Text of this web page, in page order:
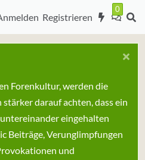
Registrieren
Forenkultur, werden die
darauf achten, dass ein
eingehalten
Beiträge, Verunglimpfungen
und